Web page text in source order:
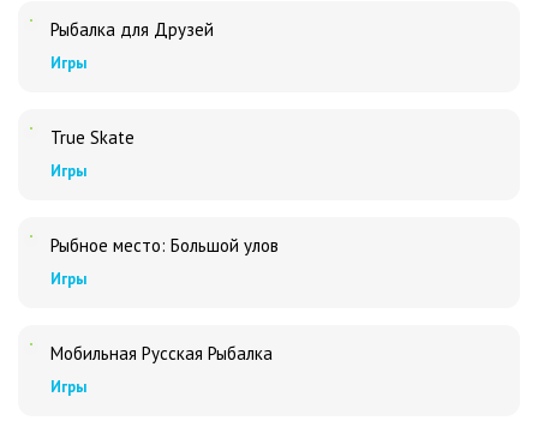
Рыбалка для Друзей
Игры
True Skate
Игры
Рыбное место: Большой улов
Игры
Мобильная Русская Рыбалка
Игры